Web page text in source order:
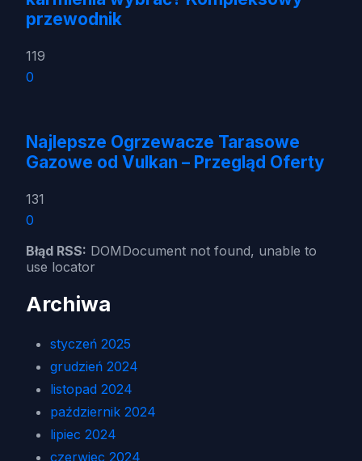
przewodnik
119
0
Najlepsze Ogrzewacze Tarasowe
Gazowe od Vulkan – Przegląd Oferty
131
0
Błąd RSS: DOMDocument not found, unable to
use locator
Archiwa
styczeń 2025
grudzień 2024
listopad 2024
październik 2024
lipiec 2024
czerwiec 2024